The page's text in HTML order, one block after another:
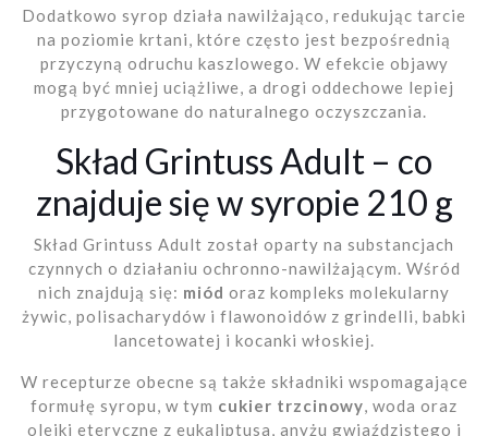
Dodatkowo syrop działa nawilżająco, redukując tarcie
na poziomie krtani, które często jest bezpośrednią
przyczyną odruchu kaszlowego. W efekcie objawy
mogą być mniej uciążliwe, a drogi oddechowe lepiej
przygotowane do naturalnego oczyszczania.
Skład Grintuss Adult – co
znajduje się w syropie 210 g
Skład Grintuss Adult został oparty na substancjach
czynnych o działaniu ochronno-nawilżającym. Wśród
nich znajdują się: miód oraz kompleks molekularny
żywic, polisacharydów i flawonoidów z grindelli, babki
lancetowatej i kocanki włoskiej.
W recepturze obecne są także składniki wspomagające
formułę syropu, w tym cukier trzcinowy, woda oraz
olejki eteryczne z eukaliptusa, anyżu gwiaździstego i